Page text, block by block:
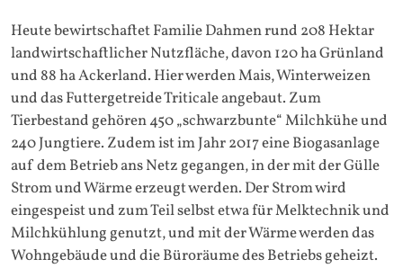
Heute bewirtschaftet Familie Dahmen rund 208 Hektar
landwirtschaftlicher Nutzfläche, davon 120 ha Grünland
und 88 ha Ackerland. Hier werden Mais, Winterweizen
und das Futtergetreide Triticale angebaut. Zum
Tierbestand gehören 450 „schwarzbunte“ Milchkühe und
240 Jungtiere. Zudem ist im Jahr 2017 eine Biogasanlage
auf dem Betrieb ans Netz gegangen, in der mit der Gülle
Strom und Wärme erzeugt werden. Der Strom wird
eingespeist und zum Teil selbst etwa für Melktechnik und
Milchkühlung genutzt, und mit der Wärme werden das
Wohngebäude und die Büroräume des Betriebs geheizt.